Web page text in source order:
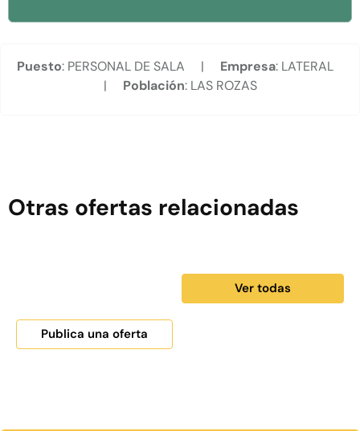
Puesto: PERSONAL DE SALA | Empresa: LATERAL
| Población: LAS ROZAS
Otras ofertas relacionadas
Ver todas
Publica una oferta